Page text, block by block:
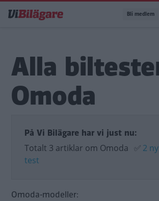
till
Bli medlem
Alla
Omoda
På Vi Bilägare har vi just nu:
Totalt 3 artiklar om Omoda ✅ 2
test
Omoda-modeller: